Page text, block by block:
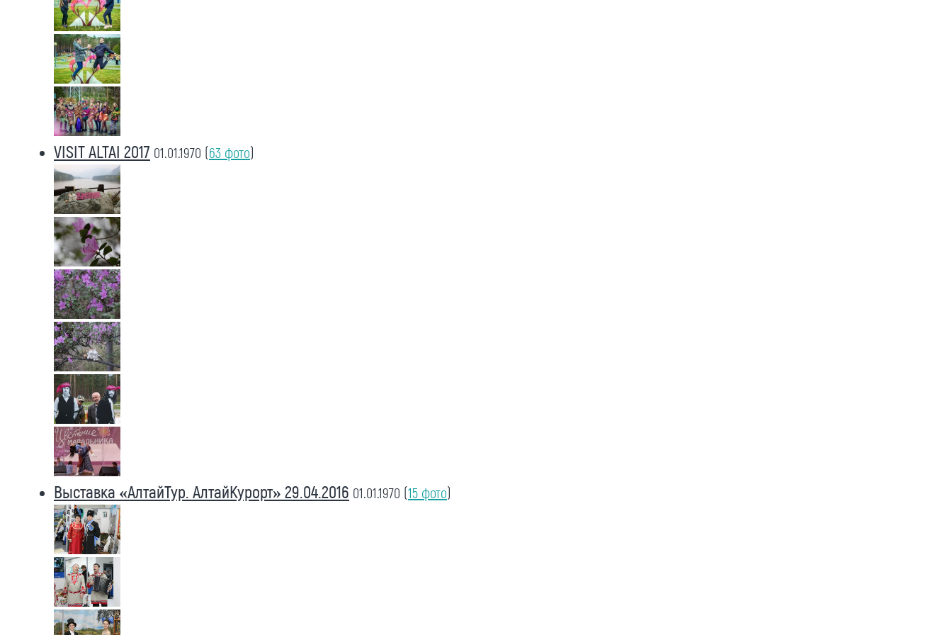
VISIT ALTAI 2017 01.01.1970 (63 фото)
Выставка «АлтайТур. АлтайКурорт» 29.04.2016 01.01.1970 (15 фото)